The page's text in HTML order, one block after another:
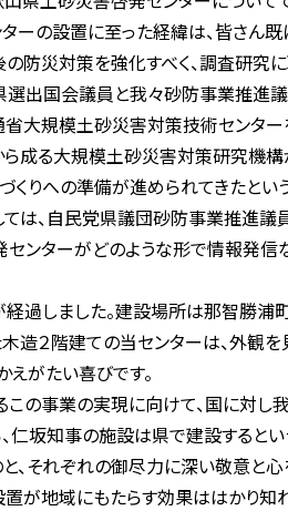
ーの設置に至った経緯は、皆さん
防災対策を強化すべく、調査研究
出国会議員と我々砂防事業推進
大規模土砂災害対策技術センター
成る大規模土砂災害対策研究機
くりへの準備が進められてきたとい
ては、自民党県議団砂防事業推進
センターがどのような形で情報発
経過しました。建設場所は那智勝
造２階建ての当センターは、外観
がたい喜びです。
この事業の実現に向けて、国に対
、仁坂知事の施設は県で建設する
、それぞれの御尽力に深い敬意と
置が地域にもたらす効果ははかり